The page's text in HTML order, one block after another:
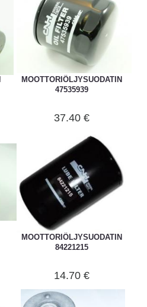
MOOTTORIÖLJYSUODATIN
47535939
37.40 €
MOOTTORIÖLJYSUODATIN
84221215
14.70 €